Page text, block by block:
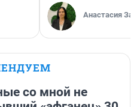
Анастасия
со мной не